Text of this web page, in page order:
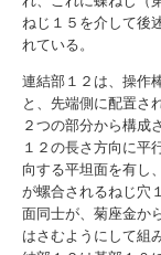
ねじ１５を介して後
れている。
連結部１２は、操作
と、先端側に配置さ
２つの部分から構成
１２の長さ方向に平
向する平坦面を有し
が螺合されるねじ穴
面同士が、菊座金か
はさむようにして組